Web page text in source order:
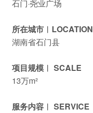
石门·尧业广场
所在城市︱LOCATION
湖南省石门县
项目规模︱ SCALE
13万m²
服务内容︱ SERVICE